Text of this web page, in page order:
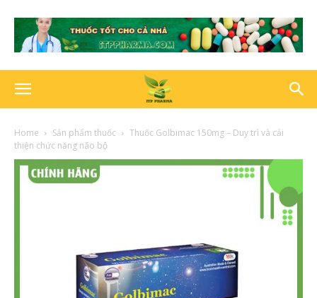
Home Sản phẩm thuốc
Thuốc Golbimac 150mg – Duy trì và cải
thiện chức năng não bộ